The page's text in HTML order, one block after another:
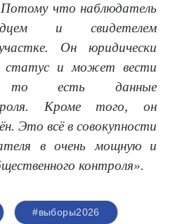
Потому что наблюдатель
и свидетелем
Он юридически
статус и может вести
то есть данные
Кроме того, он
Это всё в совокупности
в очень мощную и
контроля».
#выборы2026